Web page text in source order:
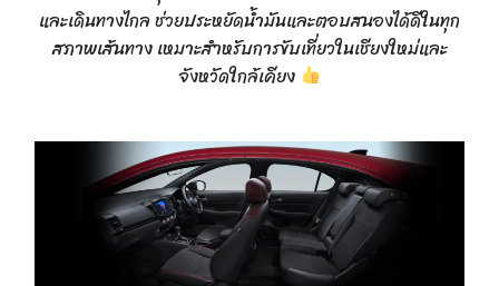
และเดินทางไกล ช่วยประหยัดน้ำมันและตอบสนองได้ดีในทุก
สภาพเส้นทาง เหมาะสำหรับการขับเที่ยวในเชียงใหม่และ
จังหวัดใกล้เคียง